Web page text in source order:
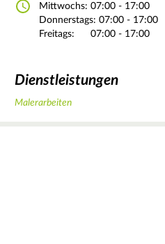
Mittwochs: 07:00 - 17:00
Donnerstags: 07:00 - 17:00
Freitags:
07:00 - 17:00
Dienstleistungen
Malerarbeiten